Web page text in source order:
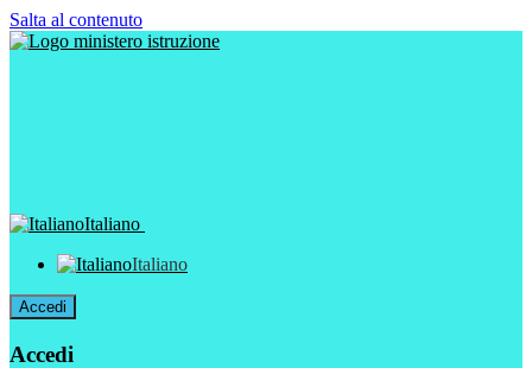
Salta al contenuto
Italiano
Italiano
Accedi
Accedi